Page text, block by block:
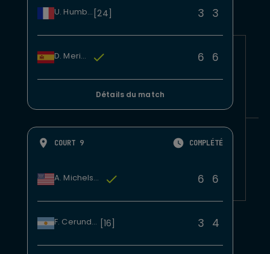
U. Humbert [24] 3 3
D. Merida 6 6
Détails du match
COURT 9 COMPLÉTÉ
A. Michelsen 6 6
F. Cerundolo [16] 3 4